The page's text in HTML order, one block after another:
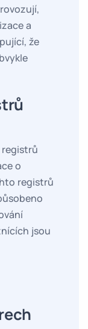
a
že
o
registrů
jsou